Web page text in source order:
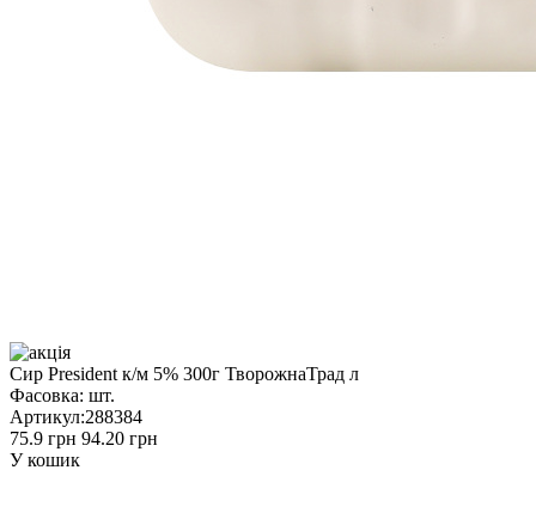
Сир President к/м 5% 300г ТворожнаТрад л
Фасовка: шт.
Артикул:288384
75.9 грн 94.20 грн
У кошик